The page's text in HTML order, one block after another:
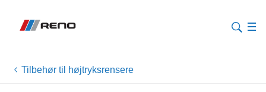
Tilbehør til højtryksrensere